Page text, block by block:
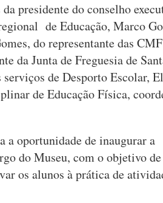
presidente do conselho
de Educação, Marco
do representante das
da Junta de Freguesia de
de Desporto Escolar,
de Educação Física,
a oportunidade de inaugurar a
do Museu, com o objetivo de
os alunos à prática de